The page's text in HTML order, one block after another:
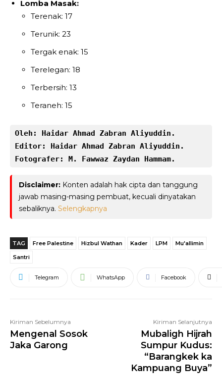
Lomba Masak:
Terenak: 17
Terunik: 23
Tergak enak: 15
Terelegan: 18
Terbersih: 13
Teraneh: 15
Oleh: Haidar Ahmad Zabran Aliyuddin.
Editor: Haidar Ahmad Zabran Aliyuddin.
Fotografer: M. Fawwaz Zaydan Hammam.
Disclaimer: Konten adalah hak cipta dan tanggung
jawab masing-masing pembuat, kecuali dinyatakan
sebaliknya. Selengkapnya
TAG Free Palestine Hizbul Wathan Kader LPM
Mu'allimin
Santri
Telegram WhatsApp Facebook
Kiriman Sebelumnya
Mengenal Sosok
Jaka Garong
Kiriman Selanjutnya
Mubaligh Hijrah
Sumpur Kudus:
“Barangkek ka
Kampuang Buya”